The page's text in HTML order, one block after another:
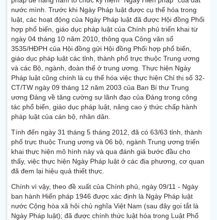
nước mình. Trước khi Ngày Pháp luật được cụ thể hóa trong
luật, các hoạt động của Ngày Pháp luật đã được Hội đồng Phối
hợp phổ biến, giáo dục pháp luật của Chính phủ triển khai từ
ngày 04 tháng 10 năm 2010, thông qua Công văn số
3535/HĐPH của Hội đồng gửi Hội đồng Phối hợp phổ biến,
giáo dục pháp luật các tỉnh, thành phố trực thuộc Trung ương
và các Bộ, ngành, đoàn thể ở trung ương. Thực hiện Ngày
Pháp luật cũng chính là cụ thể hóa việc thực hiện Chỉ thị số 32-
CT/TW ngày 09 tháng 12 năm 2003 của Ban Bí thư Trung
ương Đảng về tăng cường sự lãnh đạo của Đảng trong công
tác phổ biến, giáo dục pháp luật, nâng cao ý thức chấp hành
pháp luật của cán bộ, nhân dân.
Tính đến ngày 31 tháng 5 tháng 2012, đã có 63/63 tỉnh, thành
phố trực thuộc Trung ương và 06 bộ, ngành Trung ương triển
khai thực hiện mô hình này và qua đánh giá bước đầu cho
thấy, việc thực hiện Ngày Pháp luật ở các địa phương, cơ quan
đã đem lại hiệu quả thiết thực.
Chính vì vậy, theo đề xuất của Chính phủ, ngày 09/11 - Ngày
ban hành Hiến pháp 1946 được xác định là Ngày Pháp luật
nước Cộng hòa xã hội chủ nghĩa Việt Nam (sau đây gọi tắt là
Ngày Pháp luật); đã được chính thức luật hóa trong Luật Phổ